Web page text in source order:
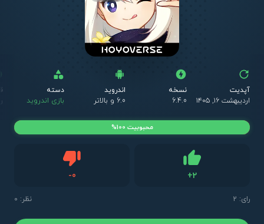
آپدیت
اردیبهشت ۱۶, ۱۴۰۵
نسخه
6.4.0
اندروید
6.0 و بالاتر
دسته
بازی اندروید
+2
-0دیس لایک
رای: 2 نظر: 0
محبوبیت 100%